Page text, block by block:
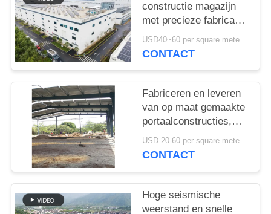
PRIVACYBELEID
constructie magazijn
met precieze fabricage
en one-stop
leveringsoplossing
USD40~60 per square meter MOQ:1000 sqm
CONTACT
Fabriceren en leveren
van op maat gemaakte
portaalconstructies,
staalconstructie
magazijn in Benin
USD 20-60 per square meter MOQ:1000 Vierkante Meter
CONTACT
Hoge seismische
weerstand en snelle